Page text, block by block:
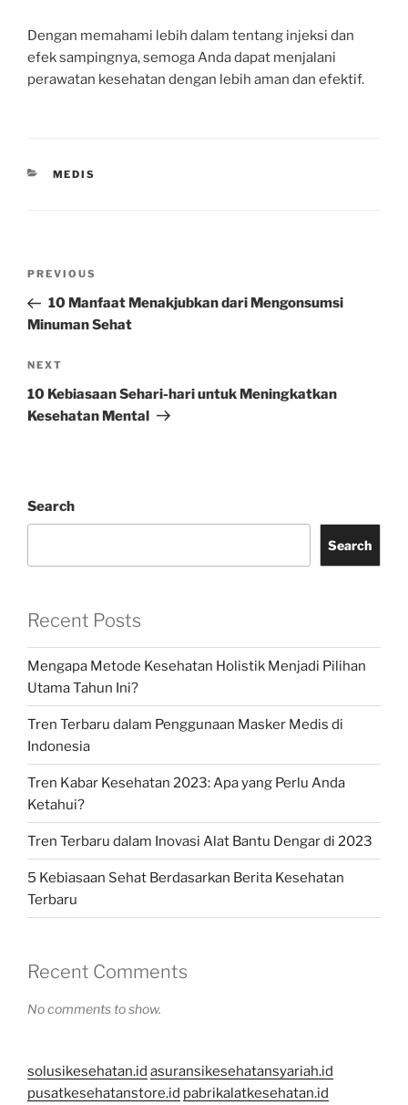
Dengan memahami lebih dalam tentang injeksi dan
efek sampingnya, semoga Anda dapat menjalani
perawatan kesehatan dengan lebih aman dan efektif.
CATEGORIES
MEDIS
Previous
Post
PREVIOUS
10 Manfaat Menakjubkan dari Mengonsumsi
Minuman Sehat
Next
Post
NEXT
10 Kebiasaan Sehari-hari untuk Meningkatkan
Kesehatan Mental
Search
Search
Recent Posts
Mengapa Metode Kesehatan Holistik Menjadi Pilihan
Utama Tahun Ini?
Tren Terbaru dalam Penggunaan Masker Medis di
Indonesia
Tren Kabar Kesehatan 2023: Apa yang Perlu Anda
Ketahui?
Tren Terbaru dalam Inovasi Alat Bantu Dengar di 2023
5 Kebiasaan Sehat Berdasarkan Berita Kesehatan
Terbaru
Recent Comments
No comments to show.
solusikesehatan.id asuransikesehatansyariah.id
pusatkesehatanstore.id pabrikalatkesehatan.id